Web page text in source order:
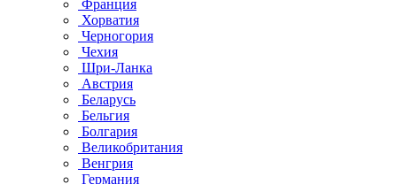
Франция
Хорватия
Черногория
Чехия
Шри-Ланка
Австрия
Беларусь
Бельгия
Болгария
Великобритания
Венгрия
Германия